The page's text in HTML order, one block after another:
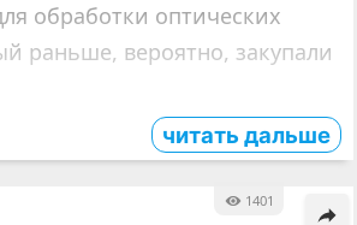
обработки оптических
раньше, вероятно, закупали
читать дальше
1401